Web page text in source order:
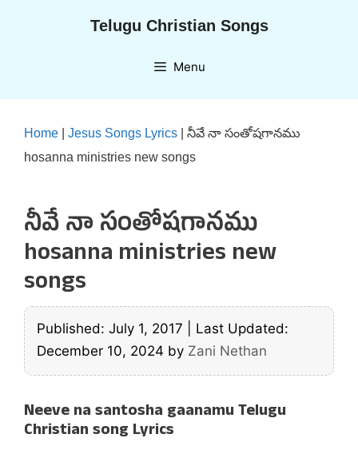
Telugu Christian Songs
Menu
Home Jesus Songs Lyrics
నీవే నా సంతోషగానము
hosanna ministries new songs
నీవే నా సంతోషగానము
hosanna ministries new
songs
Published: July 1, 2017
Last Updated:
December 10, 2024 by Zani Nethan
Neeve na santosha gaanamu Telugu
Christian song Lyrics